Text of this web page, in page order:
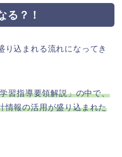
る？！
り込まれる流れになってき
習指導要領解説」の中で、
情報の活用が盛り込まれた